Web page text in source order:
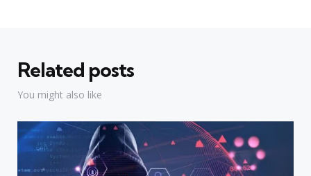
Related posts
You might also like